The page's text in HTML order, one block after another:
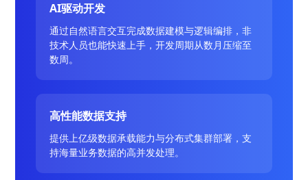
AI驱动开发
通过自然语言交互完成数据建模与逻辑编排，非
技术人员也能快速上手，开发周期从数月压缩至
数周。
高性能数据支持
提供上亿级数据承载能力与分布式集群部署，支
持海量业务数据的高并发处理。